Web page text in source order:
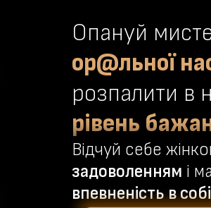
Опануй
ор@льної
розпалити в
рівень
Відчуй себе
задоволенням і
впевненість в собі